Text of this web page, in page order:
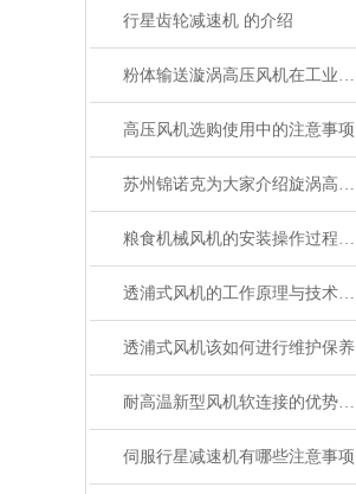
行星齿轮减速机 的介绍
粉体输送漩涡高压风机在工业中的应用
高压风机选购使用中的注意事项
苏州锦诺克为大家介绍旋涡高压风机四种密封方式
粮食机械风机的安装操作过程注意事项
透浦式风机的工作原理与技术特点分析
透浦式风机该如何进行维护保养
耐高温新型风机软连接的优势有哪些
伺服行星减速机有哪些注意事项